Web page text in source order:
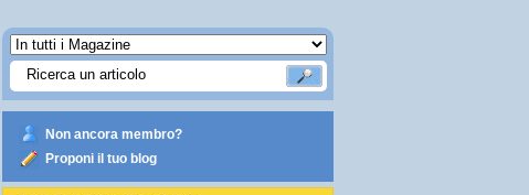
Non ancora membro?
Proponi il tuo blog